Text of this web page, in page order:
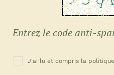
J'ai lu et compris la